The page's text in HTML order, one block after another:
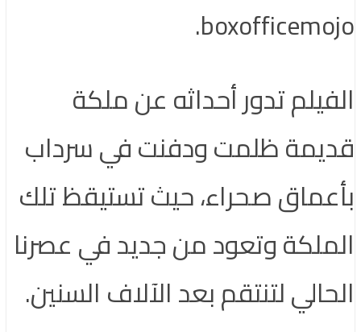
boxofficemojo.
الفيلم تدور أحداثه عن ملكة
قديمة ظلمت ودفنت في سرداب
بأعماق صحراء، حيث تستيقظ تلك
الملكة وتعود من جديد في عصرنا
الحالي لتنتقم بعد الآلاف السنين.